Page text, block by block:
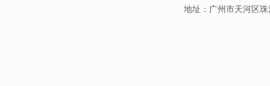
地址：广州市天河区